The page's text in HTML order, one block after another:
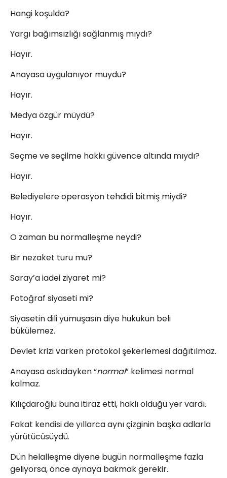
Hangi koşulda?
Yargı bağımsızlığı sağlanmış mıydı?
Hayır.
Anayasa uygulanıyor muydu?
Hayır.
Medya özgür müydü?
Hayır.
Seçme ve seçilme hakkı güvence altında mıydı?
Hayır.
Belediyelere operasyon tehdidi bitmiş miydi?
Hayır.
O zaman bu normalleşme neydi?
Bir nezaket turu mu?
Saray’a iadei ziyaret mi?
Fotoğraf siyaseti mi?
Siyasetin dili yumuşasın diye hukukun beli
bükülemez.
Devlet krizi varken protokol şekerlemesi dağıtılmaz.
Anayasa askıdayken “normal” kelimesi normal
kalmaz.
Kılıçdaroğlu buna itiraz etti, haklı olduğu yer vardı.
Fakat kendisi de yıllarca aynı çizginin başka adlarla
yürütücüsüydü.
Dün helalleşme diyene bugün normalleşme fazla
geliyorsa, önce aynaya bakmak gerekir.